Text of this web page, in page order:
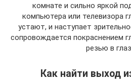
комнате и сильно яркой
компьютера или телевизора
устают, и наступает
сопровождается покраснением
резью в
Как найти выход